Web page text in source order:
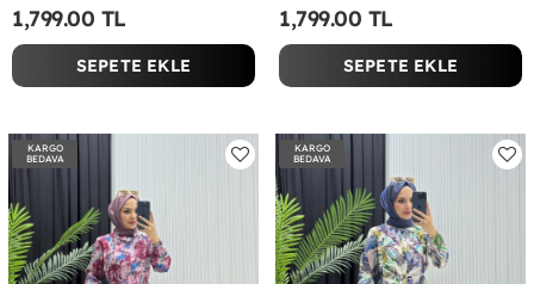
1,799.00 TL
SEPETE EKLE
1,799.00 TL
SEPETE EKLE
KARGO
BEDAVA
KARGO
BEDAVA